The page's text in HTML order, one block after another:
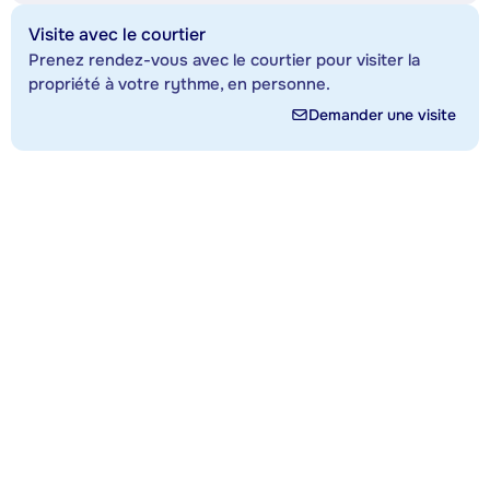
Visite avec le courtier
Prenez rendez-vous avec le courtier pour visiter la
propriété à votre rythme, en personne.
Demander une visite